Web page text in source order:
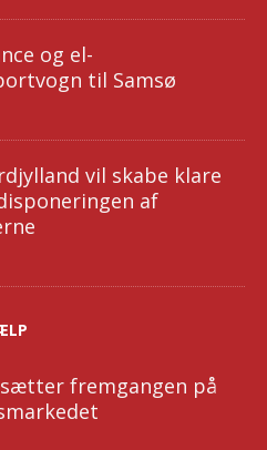
og el-
til Samsø
vil skabe klare
af
fremgangen på